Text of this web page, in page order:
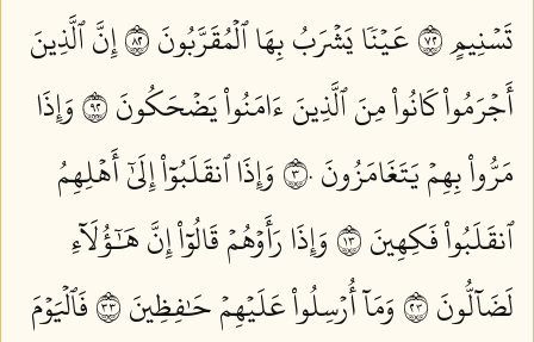
تَسۡنِيمٍ ٢٧
عَيۡنٗا يَشۡرَبُ بِهَا ٱلۡمُقَرَّبُونَ ٢٨
إِنَّ ٱلَّذِينَ
أَجۡرَمُواْ كَانُواْ مِنَ ٱلَّذِينَ ءَامَنُواْ يَضۡحَكُونَ ٢٩
وَإِذَا
مَرُّواْ بِهِمۡ يَتَغَامَزُونَ ٣٠
وَإِذَا ٱنقَلَبُوٓاْ إِلَىٰٓ أَهۡلِهِمُ
ٱنقَلَبُواْ فَكِهِينَ ٣١
وَإِذَا رَأَوۡهُمۡ قَالُوٓاْ إِنَّ هَٰٓؤُلَآءِ
لَضَآلُّونَ ٣٢
وَمَآ أُرۡسِلُواْ عَلَيۡهِمۡ حَٰفِظِينَ ٣٣
فَٱلۡيَوۡمَ